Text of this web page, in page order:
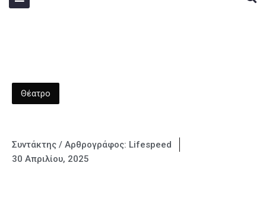
Θέατρο
Συντάκτης / Αρθρογράφος: Lifespeed
30 Απριλίου, 2025